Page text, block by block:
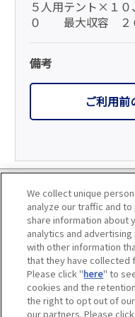
５人用テント×１
０ 最大収容 ２
備考
ご利用前
個人情報の取り扱いにつ
会員優待サービスの提携
JAFホームページ
We collect unique
analyze our traffic and
share information about
analytics and
with other information
that they have collected
Please click "here" to
cookies and the
the right to opt out of
our partners. Please